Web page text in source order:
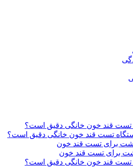
تست قند خون خانگی دقیق است؟
دستگاه تست قند خون خانگی دقیق است؟
برای تست قند خون
برای تست قند خون
تست قند خون خانگی دقیق است؟